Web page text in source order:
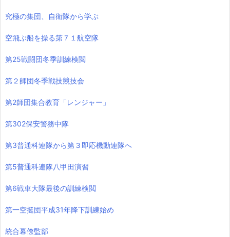
究極の集団、自衛隊から学ぶ
空飛ぶ船を操る第７１航空隊
第25戦闘団冬季訓練検閲
第２師団冬季戦技競技会
第2師団集合教育「レンジャー」
第302保安警務中隊
第3普通科連隊から第３即応機動連隊へ
第5普通科連隊八甲田演習
第6戦車大隊最後の訓練検閲
第一空挺団平成31年降下訓練始め
統合幕僚監部